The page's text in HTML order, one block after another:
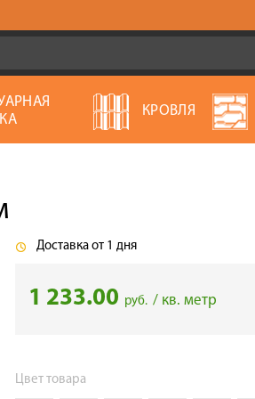
КРОВЛЯ
Доставка от 1 дня
1 233.00 руб. / кв. метр
Цвет товара